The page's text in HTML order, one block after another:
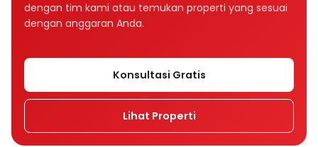
dengan tim kami atau temukan properti yang sesuai
dengan anggaran Anda.
Konsultasi Gratis
Lihat Properti